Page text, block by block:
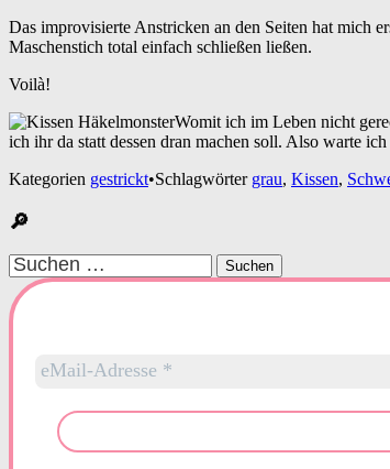
Das improvisierte Anstricken an den Seiten hat mich
Maschenstich total einfach schließen ließen.
Voilà!
Womit ich im Leben nicht
ich ihr da statt dessen dran machen soll. Also warte
Kategorien gestrickt•Schlagwörter grau, Kissen,
🔎
Suchen
nach: